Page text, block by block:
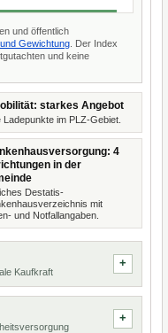
und öffentlich
Gewichtung . Der Index
und keine
starkes Angebot
Ladepunkte im PLZ-Gebiet.
4
in der
Destatis-
mit
und Notfallangaben.
Kaufkraft